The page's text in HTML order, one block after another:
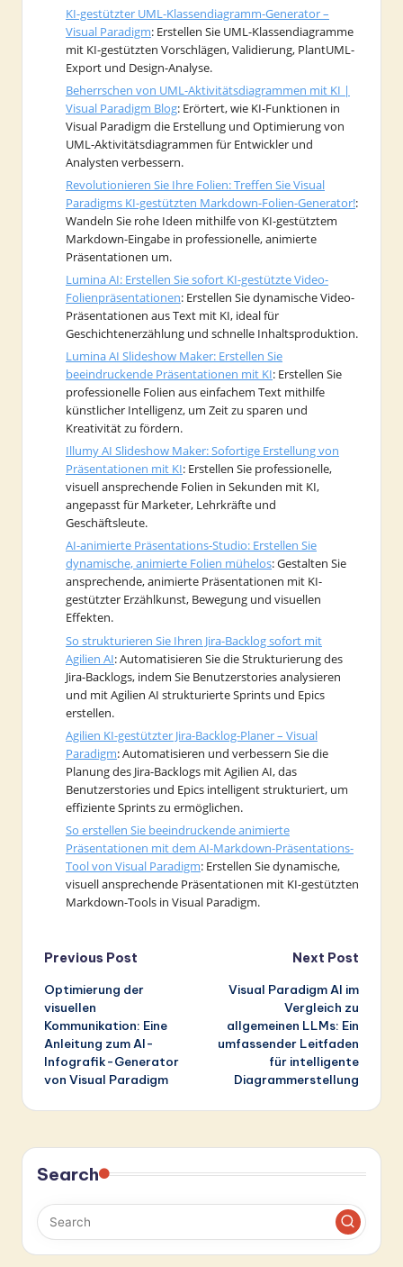
KI-gestützter UML-Klassendiagramm-Generator –
Visual Paradigm: Erstellen Sie UML-Klassendiagramme
mit KI-gestützten Vorschlägen, Validierung, PlantUML-
Export und Design-Analyse.
Beherrschen von UML-Aktivitätsdiagrammen mit KI |
Visual Paradigm Blog: Erörtert, wie KI-Funktionen in
Visual Paradigm die Erstellung und Optimierung von
UML-Aktivitätsdiagrammen für Entwickler und
Analysten verbessern.
Revolutionieren Sie Ihre Folien: Treffen Sie Visual
Paradigms KI-gestützten Markdown-Folien-Generator!:
Wandeln Sie rohe Ideen mithilfe von KI-gestütztem
Markdown-Eingabe in professionelle, animierte
Präsentationen um.
Lumina AI: Erstellen Sie sofort KI-gestützte Video-
Folienpräsentationen: Erstellen Sie dynamische Video-
Präsentationen aus Text mit KI, ideal für
Geschichtenerzählung und schnelle Inhaltsproduktion.
Lumina AI Slideshow Maker: Erstellen Sie
beeindruckende Präsentationen mit KI: Erstellen Sie
professionelle Folien aus einfachem Text mithilfe
künstlicher Intelligenz, um Zeit zu sparen und
Kreativität zu fördern.
Illumy AI Slideshow Maker: Sofortige Erstellung von
Präsentationen mit KI: Erstellen Sie professionelle,
visuell ansprechende Folien in Sekunden mit KI,
angepasst für Marketer, Lehrkräfte und
Geschäftsleute.
AI-animierte Präsentations-Studio: Erstellen Sie
dynamische, animierte Folien mühelos: Gestalten Sie
ansprechende, animierte Präsentationen mit KI-
gestützter Erzählkunst, Bewegung und visuellen
Effekten.
So strukturieren Sie Ihren Jira-Backlog sofort mit
Agilien AI: Automatisieren Sie die Strukturierung des
Jira-Backlogs, indem Sie Benutzerstories analysieren
und mit Agilien AI strukturierte Sprints und Epics
erstellen.
Agilien KI-gestützter Jira-Backlog-Planer – Visual
Paradigm: Automatisieren und verbessern Sie die
Planung des Jira-Backlogs mit Agilien AI, das
Benutzerstories und Epics intelligent strukturiert, um
effiziente Sprints zu ermöglichen.
So erstellen Sie beeindruckende animierte
Präsentationen mit dem AI-Markdown-Präsentations-
Tool von Visual Paradigm: Erstellen Sie dynamische,
visuell ansprechende Präsentationen mit KI-gestützten
Markdown-Tools in Visual Paradigm.
Post
navigation
Previous Post
Optimierung der
visuellen
Kommunikation: Eine
Anleitung zum AI-
Infografik-Generator
von Visual Paradigm
Next Post
Visual Paradigm AI im
Vergleich zu
allgemeinen LLMs: Ein
umfassender Leitfaden
für intelligente
Diagrammerstellung
Search